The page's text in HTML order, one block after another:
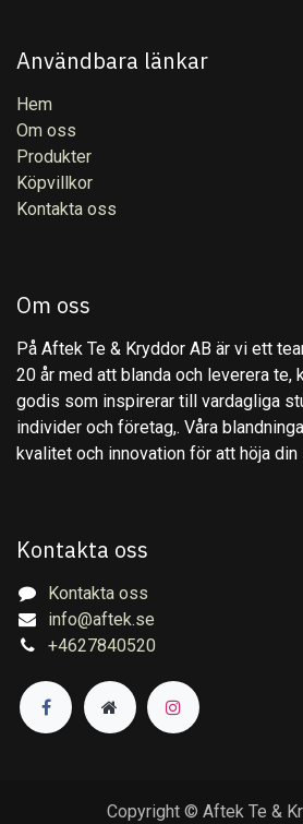
Användbara länkar
Hem
Om oss
Produkter
Köpvillkor
Kontakta oss
Om oss
På Aftek Te & Kryddor AB är vi ett
20 år med att blanda och leverera te,
godis som inspirerar till vardagliga
individer och företag,. Våra
kvalitet och innovation för att höja
Kontakta oss
Kontakta oss
info@aftek.se
+4627840520
Copyright © Aftek Te &